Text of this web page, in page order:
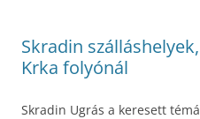
Skradin
Krka folyónál
Skradin Ugrás a keresett